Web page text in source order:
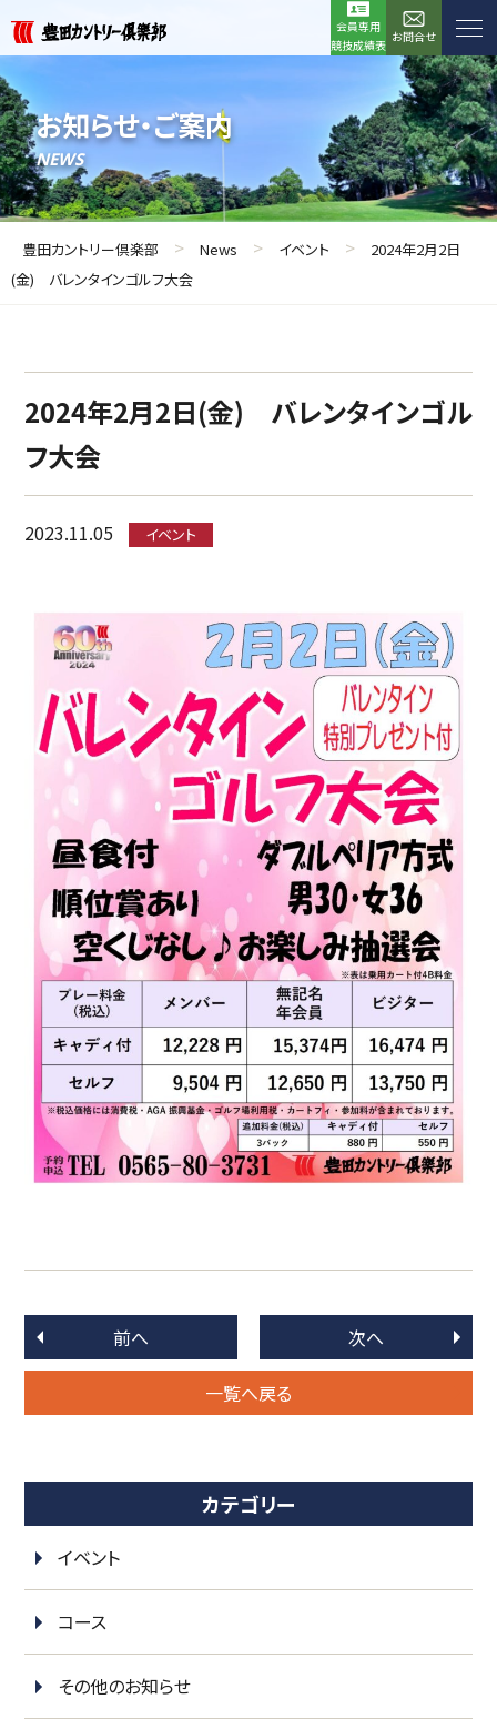
会員専用
競技成績表
お問合せ
お知らせ・ご案内
NEWS
豊田カントリー倶楽部 > News > イベント >
2024年2月2日
(金) バレンタインゴルフ大会
2024年2月2日(金) バレンタインゴル
フ大会
2023.11.05 イベント
前へ
一覧へ戻る
次へ
カテゴリー
イベント
コース
その他のお知らせ